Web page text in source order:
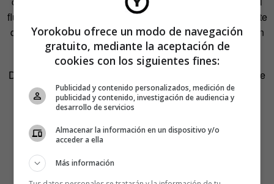
fluido actuando en el baño es unas 13 717 veces más fuerte
que la fuerza de Coriolis (un fluido circulando a 10 cm/s en
un desagüe de unos 10 cm de longitud).
Dicho de otra manera: la fuerza de Coriolis es despreciable
en los fenómenos que vemos en nuestro baño.
Yorokobu ofrece un modo de navegación
gratuito, mediante la aceptación de
cookies con los siguientes fines:
Publicidad y contenido personalizados, medición de
publicidad y contenido, investigación de audiencia y
desarrollo de servicios
Almacenar la información en un dispositivo y/o
acceder a ella
Más información